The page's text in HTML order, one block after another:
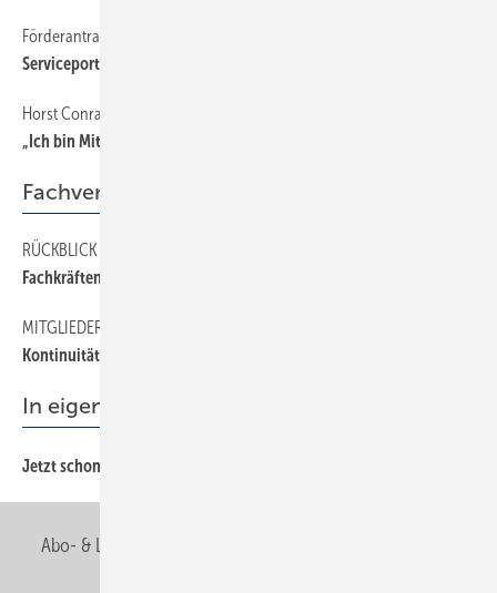
Förderantrag für Heizung leichter stellen
Serviceportal um Fördermöglichkeiten erweitert
Horst Conrad
„Ich bin Mitglied der Berufsorganisation, weil …
Fachverband
RÜCKBLICK / AUSBLICK
Fachkräftenachwuchs, Materialmangel und Coronafolgen
MITGLIEDERVERSAMMLUNG
Kontinuität an der Spitze
In eigener Sache
Jetzt schon vor der IFH erfahren, was wichtig wird
Abo- & Leserservice